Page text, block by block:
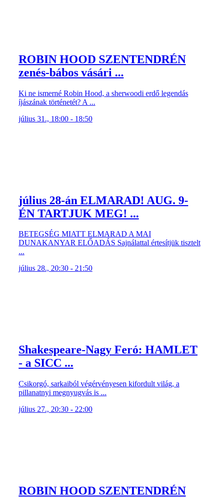
ROBIN HOOD SZENTENDRÉN
zenés-bábos vásári ...
Ki ne ismerné Robin Hood, a sherwoodi erdő legendás
íjászának történetét? A ...
július 31., 18:00 - 18:50
július 28-án ELMARAD! AUG. 9-
ÉN TARTJUK MEG! ...
BETEGSÉG MIATT ELMARAD A MAI
DUNAKANYAR ELŐADÁS Sajnálattal értesítjük tisztelt
...
július 28., 20:30 - 21:50
Shakespeare-Nagy Feró: HAMLET
- a SICC ...
Csikorgó, sarkaiból végérvényesen kifordult világ, a
pillanatnyi megnyugvás is ...
július 27., 20:30 - 22:00
ROBIN HOOD SZENTENDRÉN